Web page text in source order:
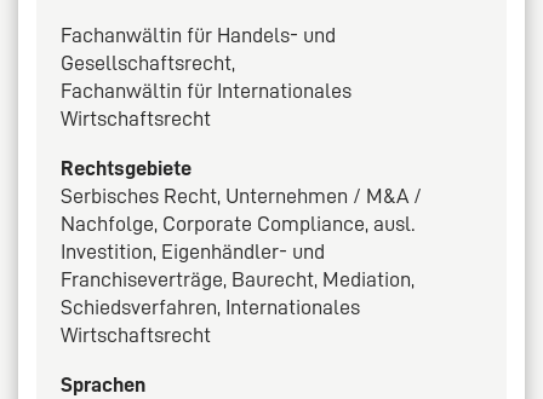
Fachanwältin für Handels- und
Gesellschaftsrecht,
Fachanwältin für Internationales
Wirtschaftsrecht
Rechtsgebiete
Serbisches Recht, Unternehmen / M&A /
Nachfolge, Corporate Compliance, ausl.
Investition, Eigenhändler- und
Franchiseverträge, Baurecht, Mediation,
Schiedsverfahren, Internationales
Wirtschaftsrecht
Sprachen